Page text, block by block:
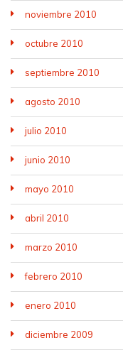
noviembre 2010
octubre 2010
septiembre 2010
agosto 2010
julio 2010
junio 2010
mayo 2010
abril 2010
marzo 2010
febrero 2010
enero 2010
diciembre 2009